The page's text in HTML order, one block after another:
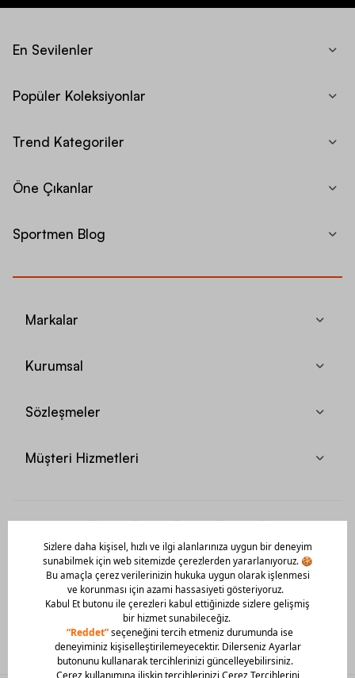
En Sevilenler
Popüler Koleksiyonlar
Trend Kategoriler
Öne Çıkanlar
Sportmen Blog
Markalar
Kurumsal
Sözleşmeler
Müşteri Hizmetleri
Mobil Uygulamamızı Hemen İndir!